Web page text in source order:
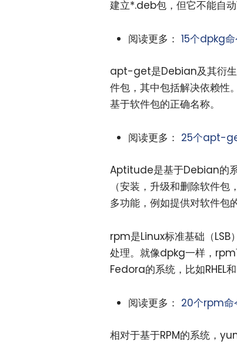
建立*.deb包，但它不能自
阅读更多： 15个dpkg
apt-get是Debian及其衍生
件包，其中包括解决依赖
基于软件包的正确名称。
阅读更多： 25个apt-
Aptitude是基于Debian的系
（安装，升级和删除软件
多功能，例如提供对软件包
rpm是Linux标准基础（LSB
处理。就像dpkg一样，rpm
Fedora的系统，比如RHEL
阅读更多： 20个rpm命
相对于基于RPM的系统，